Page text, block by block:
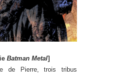
Batman Metal]
de Pierre, trois tribus